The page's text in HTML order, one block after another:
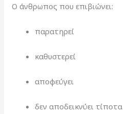
Ο άνθρωπος που επιβιώνει:
παρατηρεί
καθυστερεί
αποφεύγει
δεν αποδεικνύει τίποτα